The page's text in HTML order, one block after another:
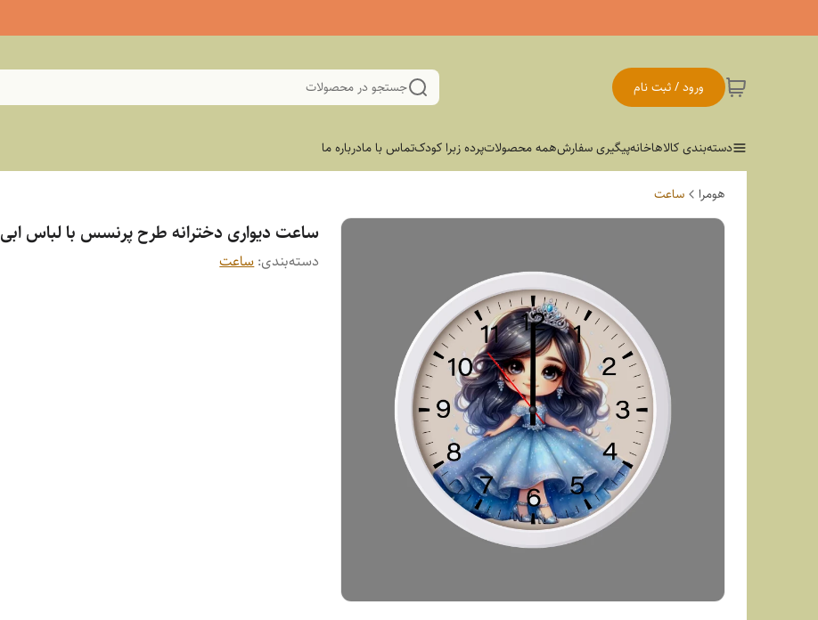
ورود / ثبت نام جستجو در محصولات
دسته‌بندی کالاهاخانهپیگیری سفارشهمه محصولاتپرده زبرا کودکتماس با مادرباره ما
هومرا ساعت
ساعت دیواری دخترانه طرح پرنسس با لباس ابی
دسته‌بندی:ساعت